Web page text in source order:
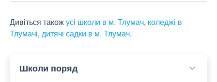
Дивіться такожусі школи в м. Тлумач, коледжі в
Тлумачі, дитячі садки в м. Тлумач.
Школи поряд